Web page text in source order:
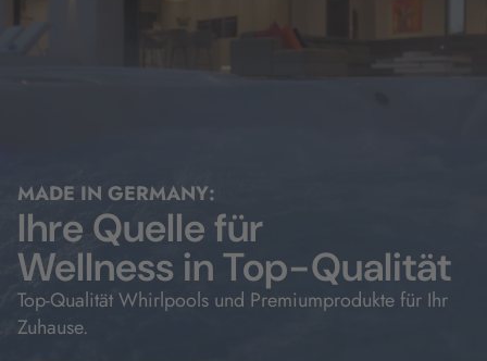
MADE IN GERMANY:
Ihre Quelle für
Wellness in Top-Qualität
Top-Qualität Whirlpools und Premiumprodukte für Ihr
Zuhause.